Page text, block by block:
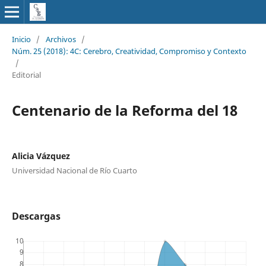
Inicio / Archivos /
Núm. 25 (2018): 4C: Cerebro, Creatividad, Compromiso y Contexto
/
Editorial
Centenario de la Reforma del 18
Alicia Vázquez
Universidad Nacional de Río Cuarto
Descargas